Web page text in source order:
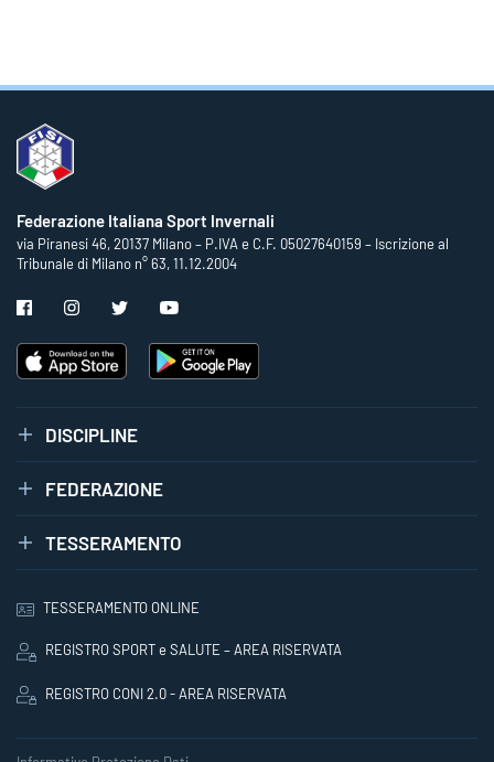
Federazione Italiana Sport Invernali
via Piranesi 46, 20137 Milano – P.IVA e C.F. 05027640159 – Iscrizione al
Tribunale di Milano n° 63, 11.12.2004
DISCIPLINE
FEDERAZIONE
TESSERAMENTO
TESSERAMENTO ONLINE
REGISTRO SPORT e SALUTE – AREA RISERVATA
REGISTRO CONI 2.0 - AREA RISERVATA